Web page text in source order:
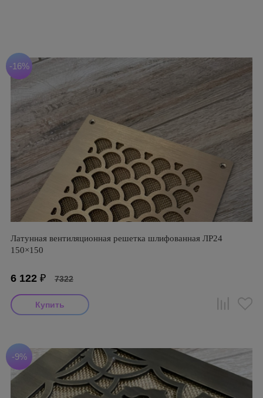
-16%
Латунная вентиляционная решетка шлифованная ЛР24
150×150
6 122 ₽ 7322
-9%